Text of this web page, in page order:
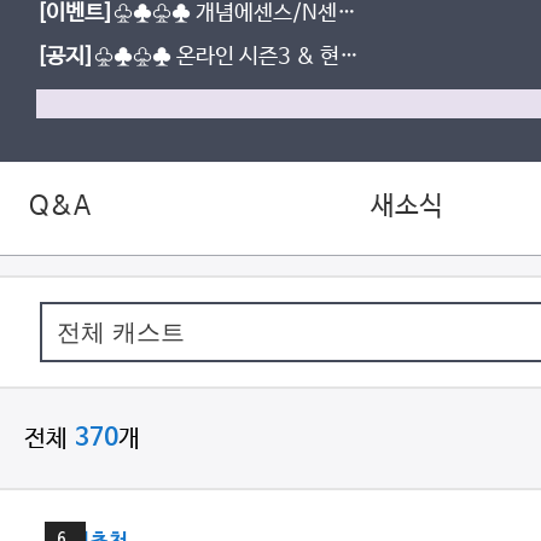
[이벤트] ♧♣♧♣ 개념에센스/N센스
수강평 이벤트
[공지] ♧♣♧♣ 온라인 시즌3 & 현장
Q&A 새소식
전체 370개